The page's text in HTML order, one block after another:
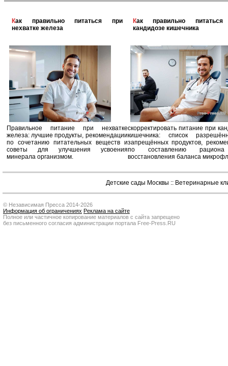
Как правильно питаться при
нехватке железа
Правильное питание при нехватке
железа: лучшие продукты, рекомендации
по сочетанию питательных веществ и
советы для улучшения усвоения
минерала организмом.
Как правильно питаться при
кандидозе кишечника
скорректировать питание при
кишечника: список
запрещённых продуктов,
по составлению
восстановления баланса
Детские сады Москвы :: Ветеринарные
© Независимая Пресса 2014-2026
Информация об ограничениях Реклама на сайте
Полное или частичное копирование материалов с сайта запрещено
без письменного согласия администрации портала Free-Press.RU